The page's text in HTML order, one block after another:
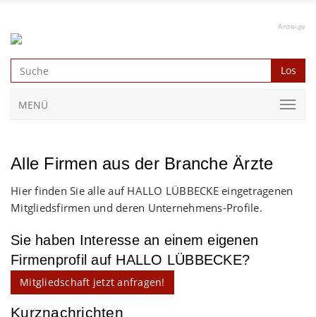
Anzeige
Los
MENÜ
Alle Firmen aus der Branche Ärzte
Hier finden Sie alle auf HALLO LÜBBECKE eingetragenen
Mitgliedsfirmen und deren Unternehmens-Profile.
Sie haben Interesse an einem eigenen
Firmenprofil auf HALLO LÜBBECKE?
Mitgliedschaft jetzt anfragen!
Kurznachrichten